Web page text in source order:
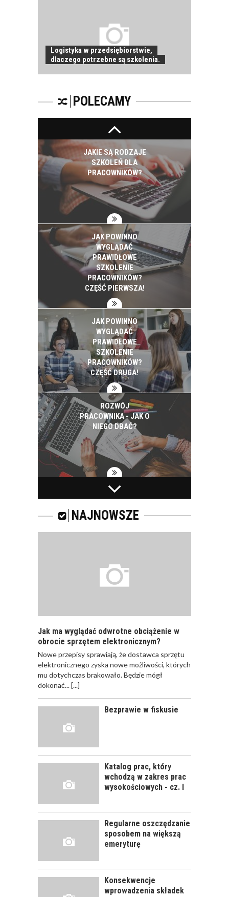
Logistyka w przedsiębiorstwie,
dlaczego potrzebne są szkolenia.
POLECAMY
JAKIE SĄ RODZAJE
SZKOLEŃ DLA
PRACOWNIKÓW?
JAK POWINNO
WYGLĄDAĆ
PRAWIDŁOWE
SZKOLENIE
PRACOWNIKÓW?
CZĘŚĆ PIERWSZA!
JAK POWINNO
WYGLĄDAĆ
PRAWIDŁOWE
SZKOLENIE
PRACOWNIKÓW?
CZĘŚĆ DRUGA!
ROZWÓJ
PRACOWNIKA - JAK O
NIEGO DBAĆ?
PRACOWNICY -
CZEMU WARTO ICH
SZKOLIĆ?
JAKIE SĄ RODZAJE
SZKOLEŃ DLA
JAK POWINNO
WYGLĄDAĆ
PRAWIDŁOWE
PRACOWNIKÓW?
CZĘŚĆ PIERWSZA!
WYGLĄDAĆ
PRAWIDŁOWE
SZKOLENIE
PRACOWNIKÓW?
ROZWÓJ
PRACOWNIKA - JAK O
NIEGO DBAĆ?
NAJNOWSZE
Jak ma wyglądać odwrotne obciążenie w
obrocie sprzętem elektronicznym?
Nowe przepisy sprawiają, że dostawca sprzętu
elektronicznego zyska nowe możliwości, których
mu dotychczas brakowało. Będzie mógł
dokonać...[...]
Bezprawie w fiskusie
Katalog prac, który
wchodzą w zakres prac
wysokościowych - cz. I
Regularne oszczędzanie
sposobem na większą
emeryturę
Konsekwencje
wprowadzenia składek